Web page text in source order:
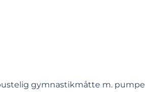
gymnastikmåtte m. pumpe